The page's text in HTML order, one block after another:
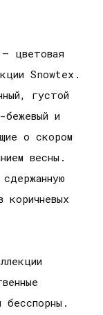
цветовая
Snowtex.
густой
бежевый и
о скором
весны.
коричневых
бесспорны.